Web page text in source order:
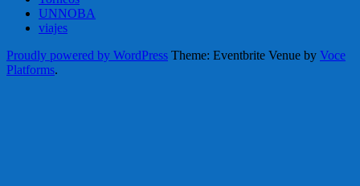
UNNOBA
viajes
Proudly powered by WordPress Theme: Eventbrite Venue by Voce
Platforms.